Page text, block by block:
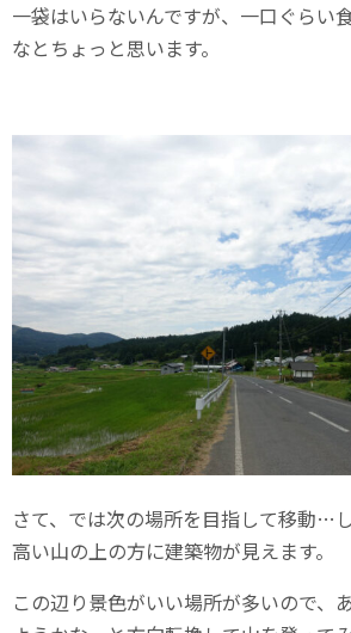
一袋はいらないんですが、一口ぐらい
なとちょっと思います。
さて、では次の場所を目指して移動…
高い山の上の方に建築物が見えます。
この辺り景色がいい場所が多いので、